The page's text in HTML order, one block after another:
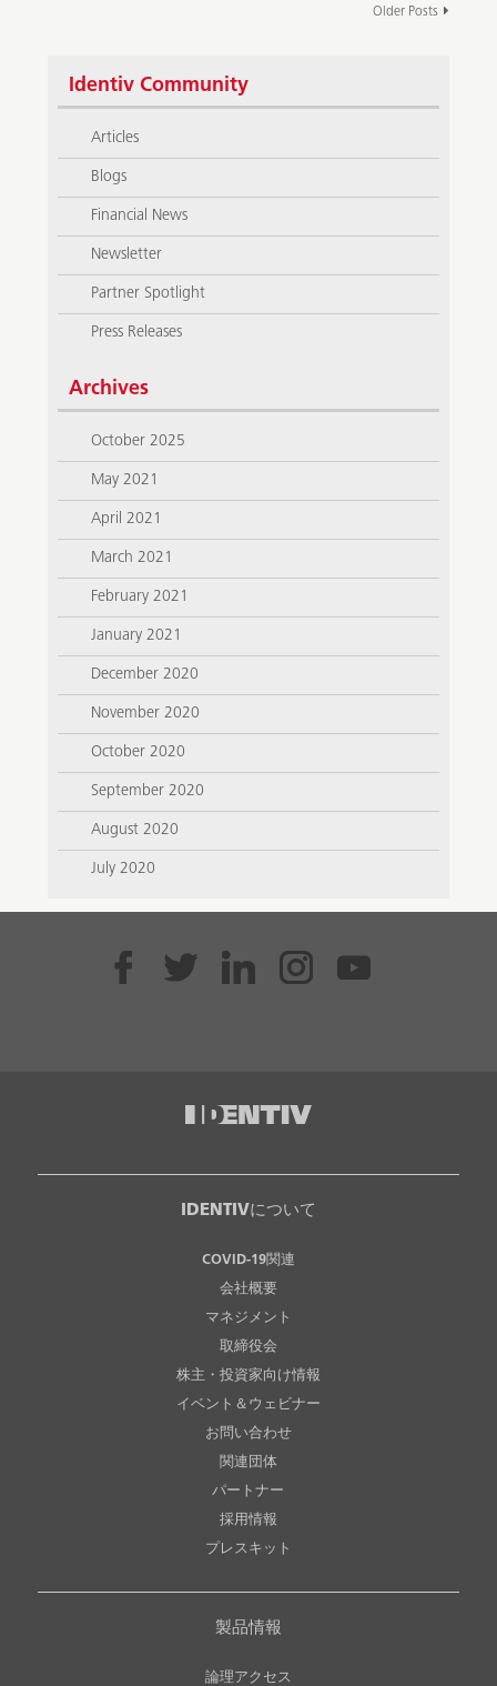
Older Posts
Identiv Community
Articles
Blogs
Financial News
Newsletter
Partner Spotlight
Press Releases
Archives
October 2025
May 2021
April 2021
March 2021
February 2021
January 2021
December 2020
November 2020
October 2020
September 2020
August 2020
July 2020
IDENTIVについて
COVID-19関連
会社概要
マネジメント
取締役会
株主・投資家向け情報
イベント＆ウェビナー
お問い合わせ
関連団体
パートナー
採用情報
プレスキット
製品情報
論理アクセス